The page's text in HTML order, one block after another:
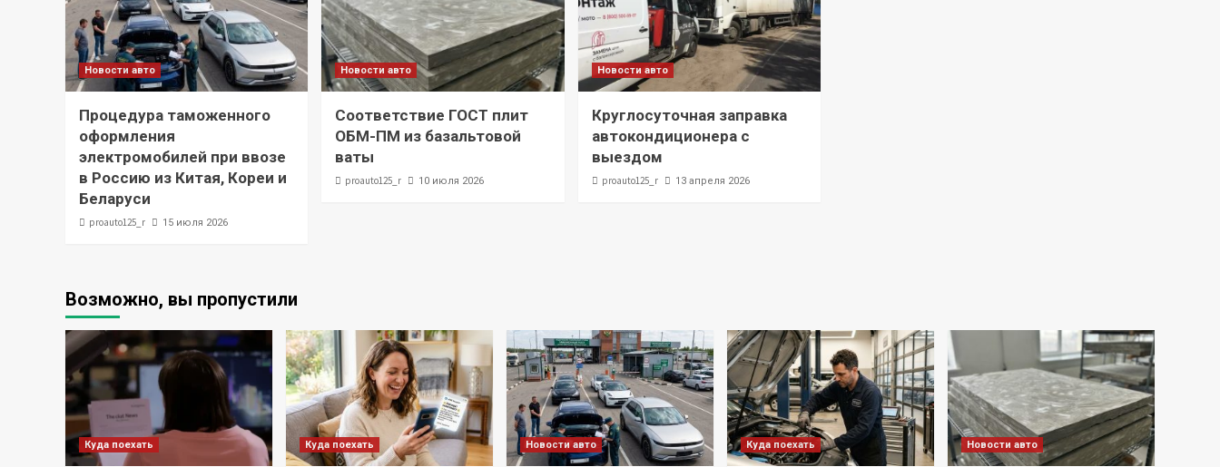
Новости авто
Процедура таможенного
оформления
электромобилей при ввозе
в Россию из Китая, Кореи и
Беларуси
proauto125_r 15 июля 2026
Новости авто
Соответствие ГОСТ плит
ОБМ-ПМ из базальтовой
ваты
proauto125_r 10 июля 2026
Новости авто
Круглосуточная заправка
автокондиционера с
выездом
proauto125_r 13 апреля 2026
Возможно, вы пропустили
Куда поехать Куда поехать Новости авто Куда поехать Новости авто